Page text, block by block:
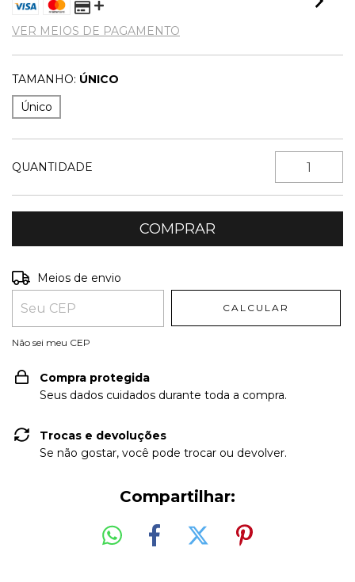
VER MEIOS DE PAGAMENTO
TAMANHO: ÚNICO
Único
QUANTIDADE
Entregas para o CEP:
Meios de envio
CALCULAR
Não sei meu CEP
Compra protegida
Seus dados cuidados durante toda a compra.
Trocas e devoluções
Se não gostar, você pode trocar ou devolver.
Compartilhar: